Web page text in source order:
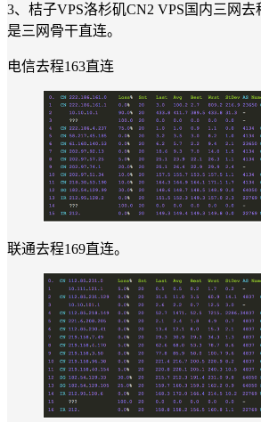
3、桔子VPS洛杉矶CN2 VPS国内三网
是三网骨干直连。
电信去程163直连
联通去程169直连。